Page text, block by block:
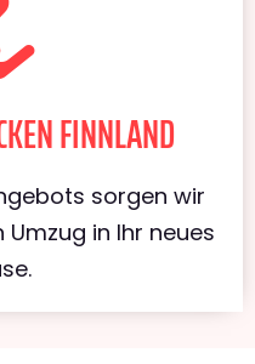
FINNLAND
sorgen wir
in Ihr neues